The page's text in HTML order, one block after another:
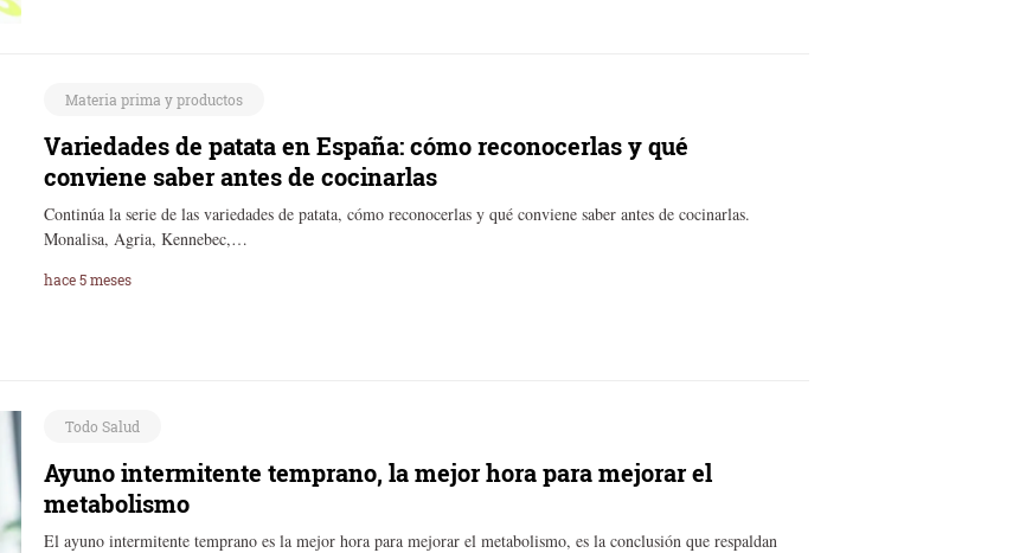
Materia prima y productos
Variedades de patata en España: cómo reconocerlas y qué
conviene saber antes de cocinarlas
Continúa la serie de las variedades de patata, cómo reconocerlas y qué conviene saber antes de cocinarlas.
Monalisa, Agria, Kennebec,…
hace 5 meses
Todo Salud
Ayuno intermitente temprano, la mejor hora para mejorar el
metabolismo
El ayuno intermitente temprano es la mejor hora para mejorar el metabolismo, es la conclusión que respaldan